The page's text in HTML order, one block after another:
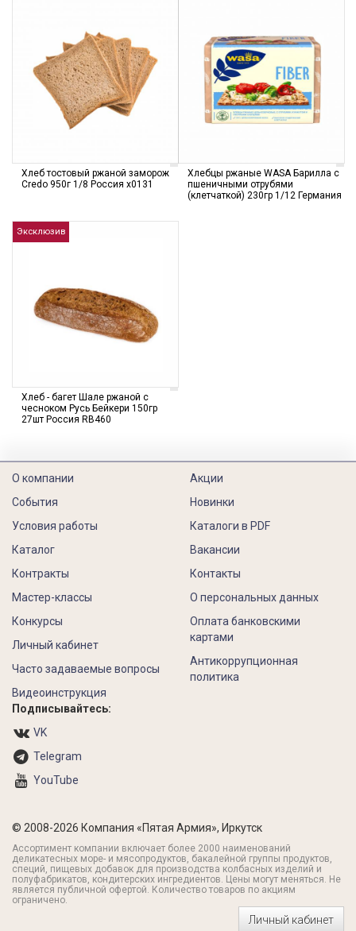
Хлеб тостовый ржаной заморож
Credo 950г 1/8 Россия х0131
Хлебцы ржаные WASA Барилла с
пшеничными отрубями
(клетчаткой) 230гр 1/12 Германия
Эксклюзив
Хлеб - багет Шале ржаной с
чесноком Русь Бейкери 150гр
27шт Россия RB460
О компании
События
Условия работы
Каталог
Контракты
Акции
Новинки
Каталоги в PDF
Вакансии
Контакты
Мастер-классы
Конкурсы
Личный кабинет
Часто задаваемые вопросы
Видеоинструкция
О персональных данных
Оплата банковскими
картами
Антикоррупционная
политика
Подписывайтесь:
VK
Telegram
YouTube
© 2008-2026 Компания «Пятая Армия», Иркутск
Ассортимент компании включает более 2000 наименований
деликатесных море- и мясопродуктов, бакалейной группы продуктов,
специй, пищевых добавок для производства колбасных изделий и
полуфабрикатов, кондитерских ингредиентов. Цены могут меняться. Не
является публичной офертой. Количество товаров по акциям
ограничено.
Личный кабинет